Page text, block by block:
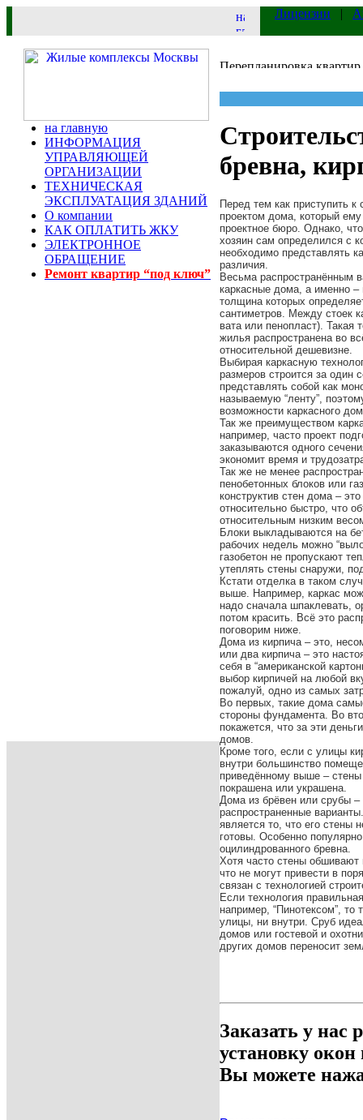
Лицензии |
на главную
ИНФОРМАЦИЯ
УПРАВЛЯЮЩЕЙ
ОРГАНИЗАЦИИ
ТЕХНИЧЕСКАЯ
ЭКСПЛУАТАЦИЯ ЗДАНИЙ
О компании
КАК ОПЛАТИТЬ ЖКУ
ЭЛЕКТРОННОЕ
ОБРАЩЕНИЕ
Ремонт квартир “под ключ”
бревна,
Перед тем как приступить к
проектом дома, который
проектное бюро. Однако,
хозяин сам определился с
необходимо представлять
различия.
Весьма распространённым
каркасные дома, а именно –
толщина которых
сантиметров. Между стоек
вата или пенопласт). Такая
жилья распространена во
относительной дешевизне.
Выбирая каркасную
размеров строится за один
представлять собой как
называемую “ленту”,
возможности каркасного
Так же преимуществом
например, часто проект
заказываются одного
экономит время и
Так же не менее
пенобетонных блоков или
конструктив стен дома –
относительно быстро, что
относительным низким
Блоки выкладываются на
рабочих недель можно
газобетон не пропускают
утеплять стены снаружи,
Кстати отделка в таком
выше. Например, каркас
надо сначала шпаклевать,
потом красить. Всё это
поговорим ниже.
Дома из кирпича – это,
или два кирпича – это
себя в “американской
выбор кирпичей на любой
пожалуй, одно из самых
Во первых, такие дома
стороны фундамента. Во
покажется, что за эти
домов.
Кроме того, если с улицы
внутри большинство
приведённому выше –
покрашена или украшена.
Дома из брёвен или срубы –
распространенные
является то, что его стены
готовы. Особенно
оцилиндрованного бревна.
Хотя часто стены обшивают
что не могут привести в
связан с технологией
Если технология
например, “Пинотексом”, то
улицы, ни внутри. Сруб
домов или гостевой и
других домов переносит
Заказать у нас
установку
Вы можете